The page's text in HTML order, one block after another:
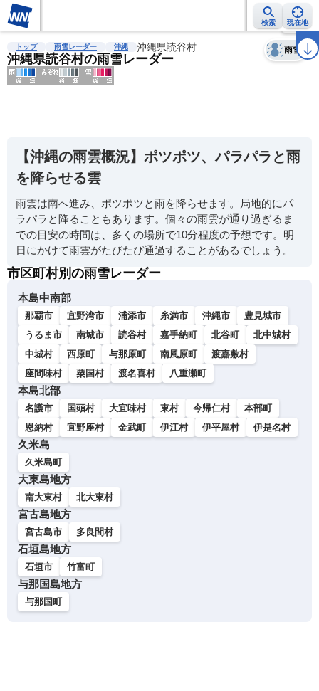
検索 現在地
雨雲レーダー 台風情報 地震情報 警報・注意報 2週間天気 ラ
トップ 雨雪レーダー 沖縄 沖縄県読谷村
沖縄県読谷村の雨雪レーダー
雨雪
天気 台風
【沖縄の雨雲概況】ポツポツ、パラパラと雨
を降らせる雲
雨雲は南へ進み、ポツポツと雨を降らせます。局地的にパ
ラパラと降ることもあります。個々の雨雲が通り過ぎるま
での目安の時間は、多くの場所で10分程度の予想です。明
日にかけて雨雲がたびたび通過することがあるでしょう。
市区町村別の雨雪レーダー
本島中南部
那覇市 宜野湾市 浦添市 糸満市 沖縄市
豊見城市
うるま市
南城市 読谷村 嘉手納町 北谷町
北中城村
中城村
西原町 与那原町 南風原町
渡嘉敷村
座間味村
粟国村 渡名喜村 八重瀬町
本島北部
名護市 国頭村 大宜味村 東村 今帰仁村
本部町
恩納村
宜野座村 金武町 伊江村 伊平屋村 伊是名村
久米島
久米島町
大東島地方
南大東村 北大東村
宮古島地方
宮古島市 多良間村
石垣島地方
石垣市 竹富町
与那国島地方
与那国町